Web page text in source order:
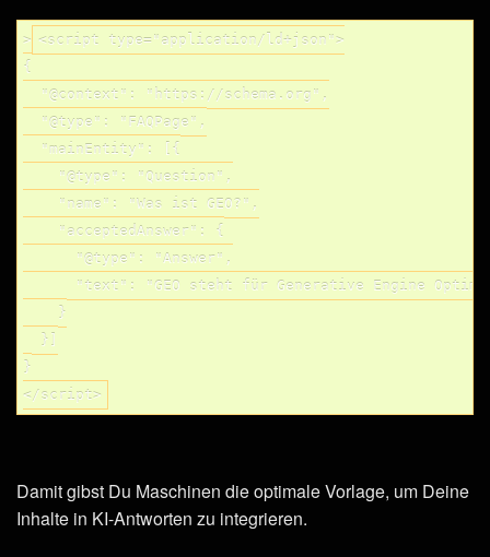
> <script type="application/ld+json">
{
  "@context": "https://schema.org",
  "@type": "FAQPage",
  "mainEntity": [{
    "@type": "Question",
    "name": "Was ist GEO?",
    "acceptedAnswer": {
      "@type": "Answer",
"text": "GEO steht für Generative Engine
    }
  }]
}
Damit gibst Du Maschinen die optimale Vorlage, um Deine
Inhalte in KI-Antworten zu integrieren.